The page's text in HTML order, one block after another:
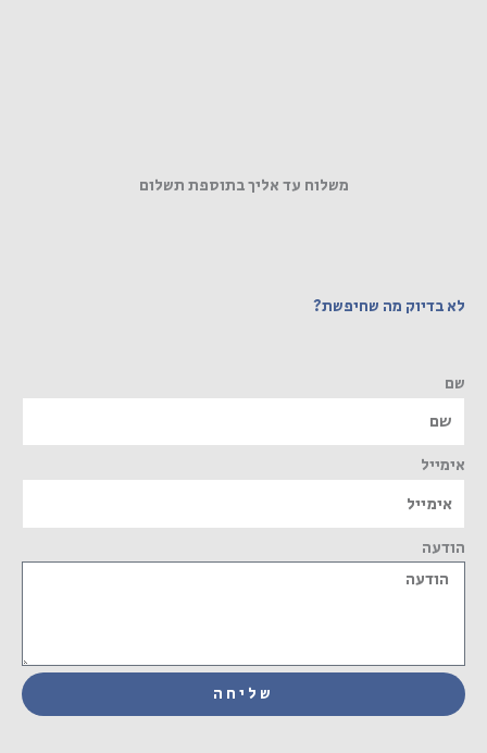
משלוח עד אליך בתוספת תשלום
לא בדיוק מה שחיפשת?
שם
אימייל
הודעה
שליחה